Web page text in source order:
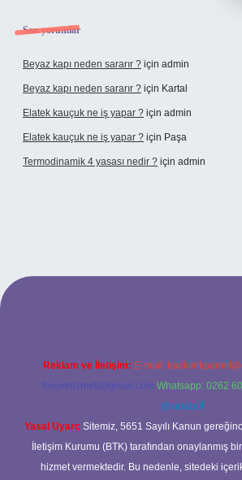
Son yorumlar
Beyaz kapı neden sararır ? için admin
Beyaz kapı neden sararır ? için Kartal
Elatek kauçuk ne iş yapar ? için admin
Elatek kauçuk ne iş yapar ? için Paşa
Termodinamik 4 yasası nedir ? için admin
mi
Reklam ve İletişim: E-mail:
forumhizmeti@gmail.com Whatsapp: 0262
@karabul
Yasal Uyarı: Sitemiz, 5651 Sayılı Kanun
İletişim Kurumu (BTK) tarafından onaylanmış
hizmet vermektedir. Bu nedenle, sitedeki